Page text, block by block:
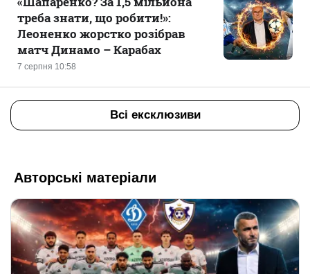
7 серпня 10:58
треба знати, що робити!»:
Леоненко жорстко розібрав
матч Динамо – Карабах
Всі ексклюзиви
Авторські матеріали